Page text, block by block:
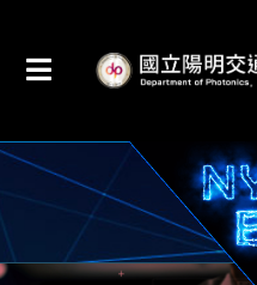
國立陽明交通